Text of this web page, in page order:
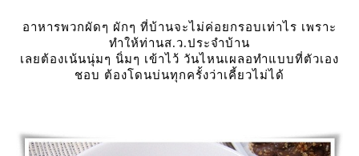
อาหารพวกผัดๆ ผักๆ ที่บ้านจะไม่ค่อยกรอบเท่าไร เพราะ
ทำให้ท่านส.ว.ประจำบ้าน
เลยต้องเน้นนุ่มๆ นิ่มๆ เข้าไว้ วันไหนเผลอทำแบบที่ตัวเอง
ชอบ ต้องโดนบ่นทุกครั้งว่าเคี้ยวไม่ได้